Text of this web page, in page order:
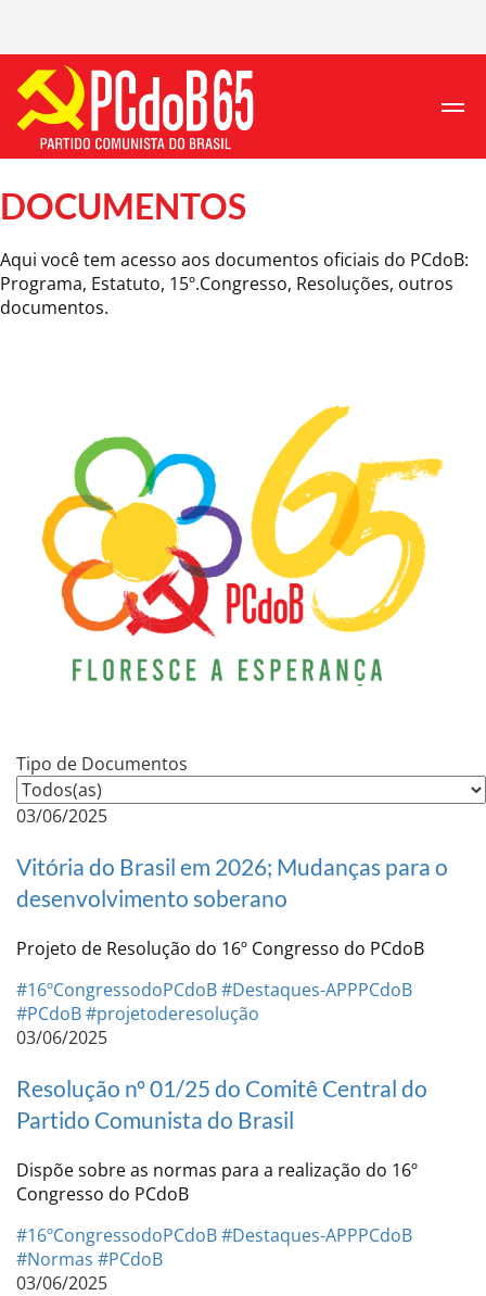
DOCUMENTOS
Aqui você tem acesso aos documentos oficiais do PCdoB:
Programa, Estatuto, 15º.Congresso, Resoluções, outros
documentos.
Tipo de Documentos
03/06/2025
Vitória do Brasil em 2026; Mudanças para o
desenvolvimento soberano
Projeto de Resolução do 16º Congresso do PCdoB
#16ºCongressodoPCdoB#Destaques-APPPCdoB
#PCdoB#projetoderesolução
03/06/2025
Resolução nº 01/25 do Comitê Central do
Partido Comunista do Brasil
Dispõe sobre as normas para a realização do 16º
Congresso do PCdoB
#16ºCongressodoPCdoB#Destaques-APPPCdoB
#Normas #PCdoB
03/06/2025